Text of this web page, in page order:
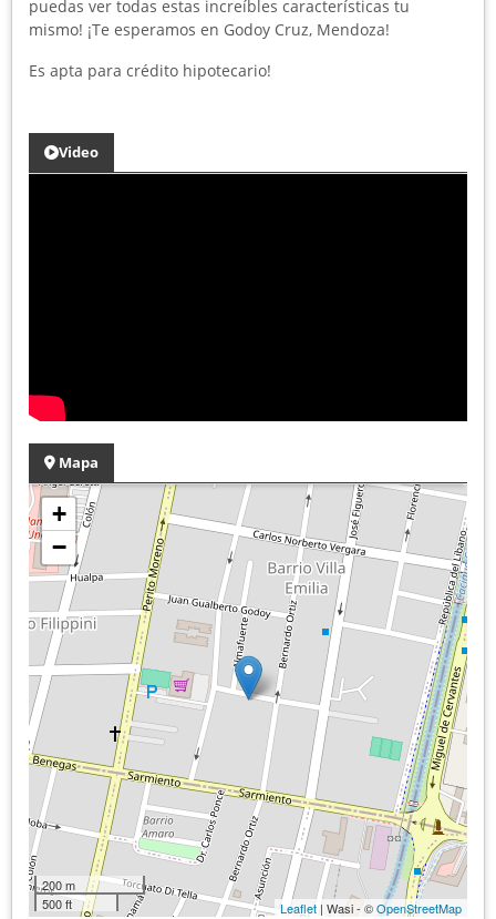
puedas ver todas estas increíbles características tu
mismo! ¡Te esperamos en Godoy Cruz, Mendoza!
Es apta para crédito hipotecario!
Video
Mapa
+
−
200 m
500 ft
Leaflet | Wasi - ©OpenStreetMap